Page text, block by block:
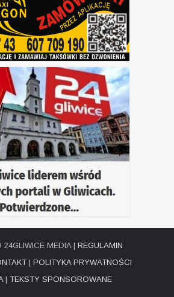
MEDIA | REGULAMIN
| POLITYKA PRYWATNOŚCI
| TEKSTY SPONSOROWANE